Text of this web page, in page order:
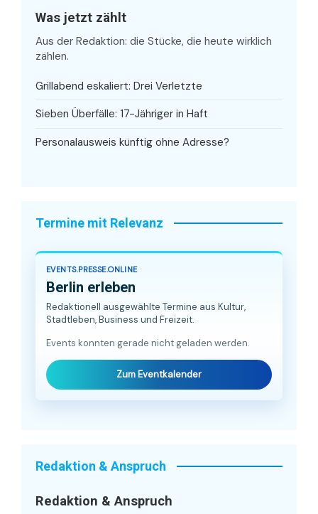
Was jetzt zählt
Aus der Redaktion: die Stücke, die heute wirklich
zählen.
Grillabend eskaliert: Drei Verletzte
Sieben Überfälle: 17-Jähriger in Haft
Personalausweis künftig ohne Adresse?
Termine mit Relevanz
EVENTS.PRESSE.ONLINE
Berlin erleben
Redaktionell ausgewählte Termine aus Kultur,
Stadtleben, Business und Freizeit.
Events konnten gerade nicht geladen werden.
Zum Eventkalender
Redaktion & Anspruch
Redaktion & Anspruch